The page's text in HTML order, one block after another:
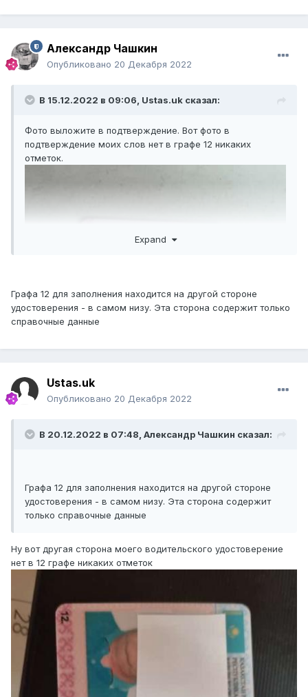
Александр Чашкин
Опубликовано 20 Декабря 2022
В 15.12.2022 в 09:06, Ustas.uk сказал:
Фото выложите в подтверждение. Вот фото в
подтверждение моих слов нет в графе 12 никаких
отметок.
Expand
Графа 12 для заполнения находится на другой стороне
удостоверения - в самом низу. Эта сторона содержит только
справочные данные
Ustas.uk
Опубликовано 20 Декабря 2022
В 20.12.2022 в 07:48, Александр Чашкин сказал:
Графа 12 для заполнения находится на другой стороне
удостоверения - в самом низу. Эта сторона содержит
только справочные данные
Ну вот другая сторона моего водительского удостоверение
нет в 12 графе никаких отметок